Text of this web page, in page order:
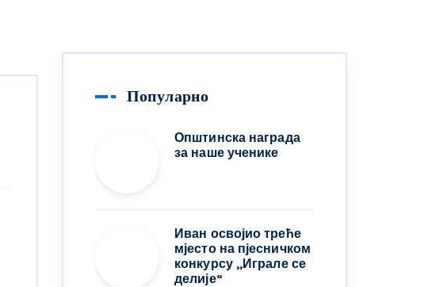
Популарно
Општинска награда
за наше ученике
Иван освојио треће
мјесто на пјесничком
конкурсу ,,Играле се
делије“